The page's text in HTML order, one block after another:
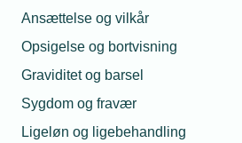
Ansættelse og vilkår
Opsigelse og bortvisning
Graviditet og barsel
Sygdom og fravær
Ligeløn og ligebehandling
Digitalisering
Fremtidens Danmark er grønt
Erhvervsvilkår
Uddannelse